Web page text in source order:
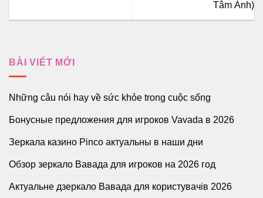
Tâm Ảnh)
BÀI VIẾT MỚI
Những câu nói hay về sức khỏe trong cuộc sống
Бонусные предложения для игроков Vavada в 2026
Зеркала казино Pinco актуальны в наши дни
Обзор зеркало Вавада для игроков на 2026 год
Актуальне дзеркало Вавада для користувачів 2026